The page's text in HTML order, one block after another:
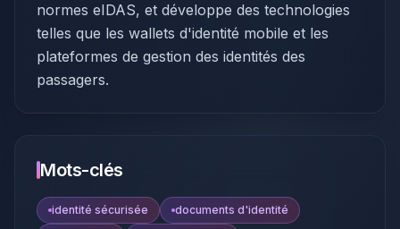
normes eIDAS, et développe des technologies
telles que les wallets d'identité mobile et les
plateformes de gestion des identités des
passagers.
Mots-clés
identité sécurisée
documents d'identité